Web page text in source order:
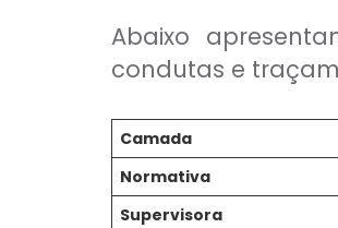
Abaixo
condutas e
Camada
Normativa
Supervisora